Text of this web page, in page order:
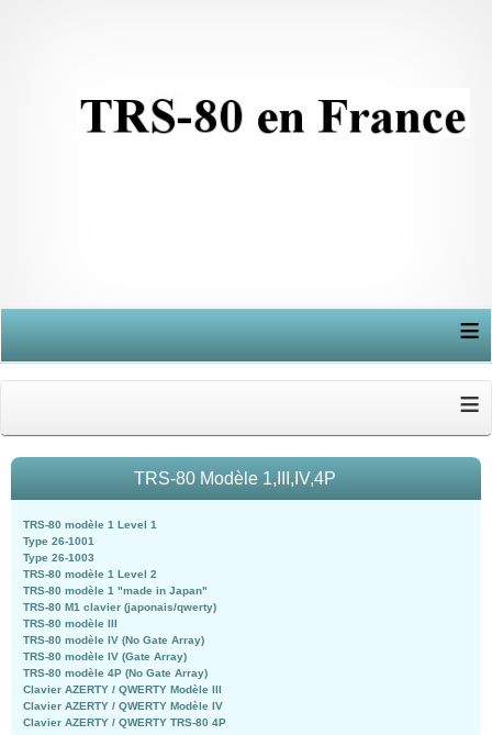
≡
≡
TRS-80 Modèle 1,III,IV,4P
TRS-80 modèle 1 Level 1
Type 26-1001
Type 26-1003
TRS-80 modèle 1 Level 2
TRS-80 modèle 1 "made in Japan"
TRS-80 M1 clavier (japonais/qwerty)
TRS-80 modèle III
TRS-80 modèle IV (No Gate Array)
TRS-80 modèle IV (Gate Array)
TRS-80 modèle 4P (No Gate Array)
Clavier AZERTY / QWERTY Modèle III
Clavier AZERTY / QWERTY Modèle IV
Clavier AZERTY / QWERTY TRS-80 4P